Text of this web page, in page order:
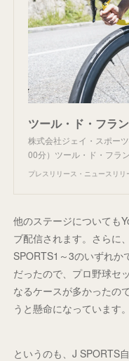
株式会社ジェイ・スポー
00分）ツール・ド・フラ
プレスリリース・ニュースリ
他のステージについても
ブ配信されます。さらに
SPORTS1～3のいずれか
だったので、プロ野球セ
なるケースが多かったの
うと懸命になっています。
というのも、J SPORTS